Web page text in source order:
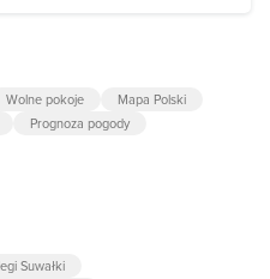
Wolne pokoje
Mapa Polski
Prognoza pogody
Suwałki